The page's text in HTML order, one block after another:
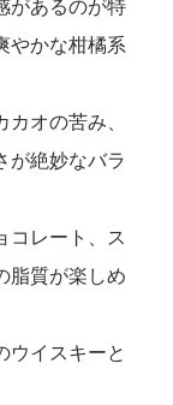
があるのが特
やかな柑橘系
オの苦み、
が絶妙なバラ
コレート、ス
脂質が楽しめ
ウイスキーと